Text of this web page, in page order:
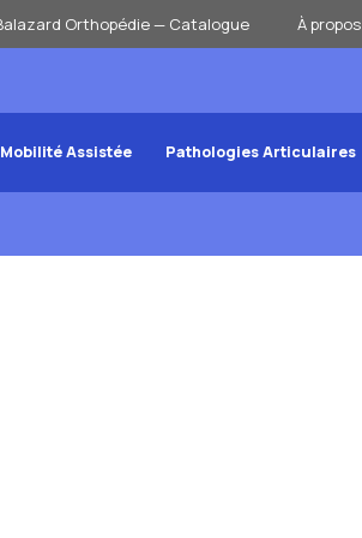
Orthopédie — Catalogue À propos
Mobilité Assistée Pathologies Articulaires